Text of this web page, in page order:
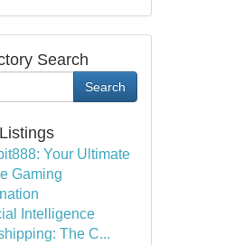
Search
Search
Your Ultimate
Gaming
Intelligence
The C...